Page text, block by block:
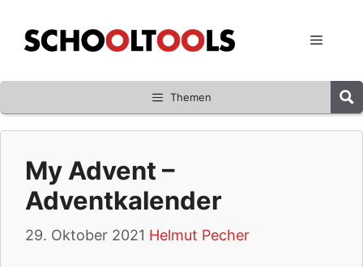
Inhalt
springen
Menü
Themen
My Advent –
Adventkalender
29. Oktober 2021 Helmut Pecher